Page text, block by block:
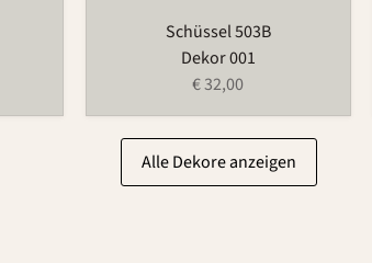
Schüssel 503B
Dekor 001
€ 32,00
Alle Dekore anzeigen